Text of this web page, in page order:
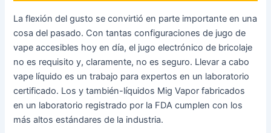
La flexión del gusto se convirtió en parte importante en una
cosa del pasado. Con tantas configuraciones de jugo de
vape accesibles hoy en día, el jugo electrónico de bricolaje
no es requisito y, claramente, no es seguro. Llevar a cabo
vape líquido es un trabajo para expertos en un laboratorio
certificado. Los y también-líquidos Mig Vapor fabricados
en un laboratorio registrado por la FDA cumplen con los
más altos estándares de la industria.